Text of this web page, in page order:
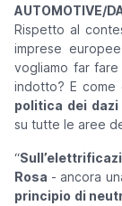
AUTOMOTIVE/
Rispetto al
imprese
vogliamo far fare
indotto? E come
politica dei dazi
su tutte le aree
“
Rosa -ancora
principio di